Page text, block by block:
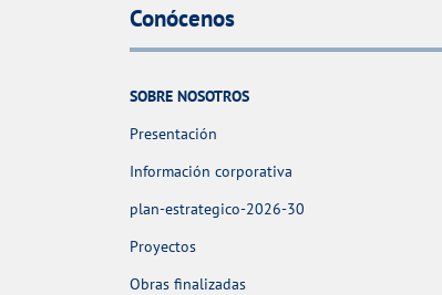
Conócenos
SOBRE NOSOTROS
Presentación
Información corporativa
plan-estrategico-2026-30
Proyectos
Obras finalizadas